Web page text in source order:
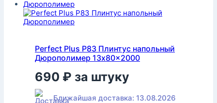
Perfect Plus P83 Плинтус напольный
Дюрополимер 13x80x2000
690 ₽ за штуку
Ближайшая доставка: 13.08.2026